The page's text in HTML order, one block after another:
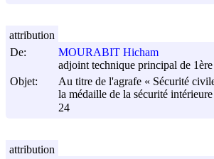
De:
MOURABIT Hicham
adjoint technique principal de 1ère
Objet:
Au titre de l'agrafe « Sécurité
la médaille de la sécurité intérieure
24
attribution
attribution